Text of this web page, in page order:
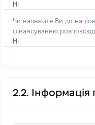
Ні
Чи належите Ви до
фінансуванню
Ні
2.2. Інформація